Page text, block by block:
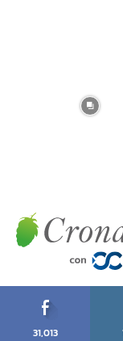
31,013